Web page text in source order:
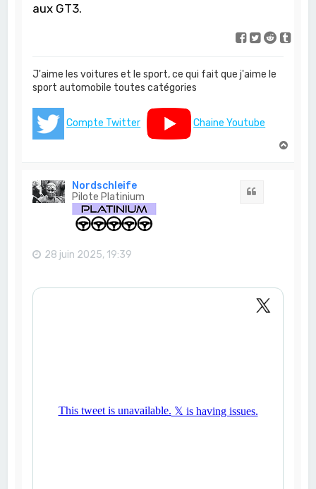
aux GT3.
J'aime les voitures et le sport, ce qui fait que j'aime le
sport automobile toutes catégories
Compte Twitter
Chaine Youtube
Nordschleife
Pilote Platinium
28 juin 2025, 19:39